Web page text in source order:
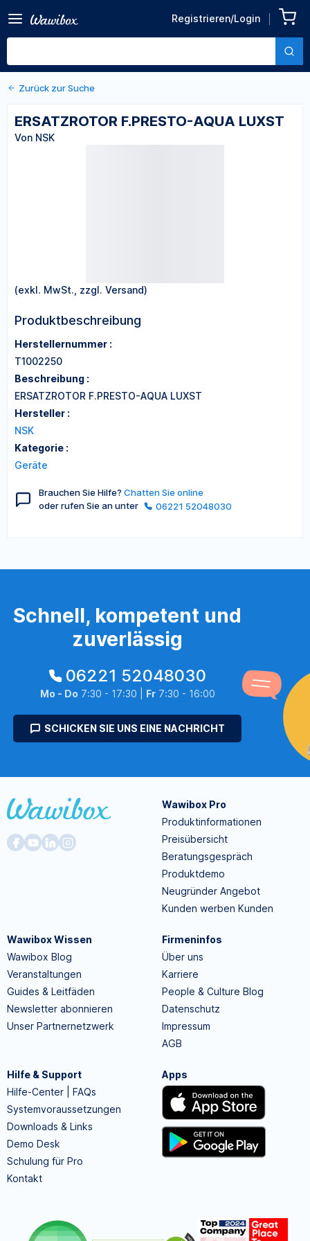
Registrieren/Login
AQUA LUXST
Von NSK
Zurück zu den Produktdetails
Zurück zur Suche
ERSATZROTOR F.PRESTO-AQUA LUXST
Von NSK
(exkl. MwSt., zzgl. Versand)
Produktbeschreibung
Herstellernummer :
T1002250
Beschreibung :
ERSATZROTOR F.PRESTO-AQUA LUXST
Hersteller :
NSK
Kategorie :
Geräte
Brauchen Sie Hilfe? Chatten Sie online
oder rufen Sie an unter
06221 52048030
Schnell, kompetent und
zuverlässig
06221 52048030
Mo - Do 7:30 - 17:30 | Fr7:30 - 16:00
SCHICKEN SIE UNS EINE NACHRICHT
Wawibox Pro
Produktinformationen
Preisübersicht
Beratungsgespräch
Produktdemo
Neugründer Angebot
Kunden werben Kunden
Wawibox Wissen
Wawibox Blog
Veranstaltungen
Guides & Leitfäden
Newsletter abonnieren
Unser Partnernetzwerk
Firmeninfos
Über uns
Karriere
People & Culture Blog
Datenschutz
Impressum
AGB
Hilfe & Support
Hilfe-Center | FAQs
Systemvoraussetzungen
Downloads & Links
Demo Desk
Schulung für Pro
Kontakt
Apps